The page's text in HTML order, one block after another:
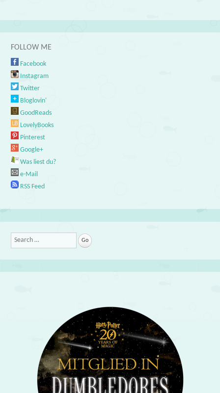
FOLLOW ME
Facebook
Instagram
Twitter
Bloglovin'
GoodReads
LovelyBooks
Pinterest
Google+
Was liest du?
e-Mail
RSS Feed
Search